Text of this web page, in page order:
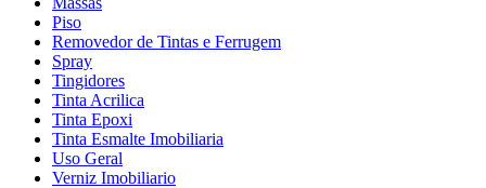
Piso
Removedor de Tintas e Ferrugem
Spray
Tingidores
Tinta Acrilica
Tinta Epoxi
Tinta Esmalte Imobiliaria
Uso Geral
Verniz Imobiliario